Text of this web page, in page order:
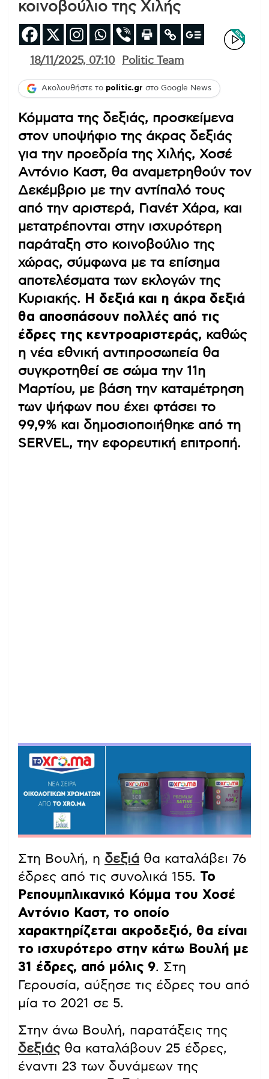
κοινοβούλιο της Χιλής
18/11/2025, 07:10 Politic Team
Ακολουθήστε το politic.gr στο Google News
Κόμματα της δεξιάς, προσκείμενα
στον υποψήφιο της άκρας δεξιάς
για την προεδρία της Χιλής, Χοσέ
Αντόνιο Καστ, θα αναμετρηθούν τον
Δεκέμβριο με την αντίπαλό τους
από την αριστερά, Γιανέτ Χάρα, και
μετατρέπονται στην ισχυρότερη
παράταξη στο κοινοβούλιο της
χώρας, σύμφωνα με τα επίσημα
αποτελέσματα των εκλογών της
Κυριακής. Η δεξιά και η άκρα δεξιά
θα αποσπάσουν πολλές από τις
έδρες της κεντροαριστεράς, καθώς
η νέα εθνική αντιπροσωπεία θα
συγκροτηθεί σε σώμα την 11η
Μαρτίου, με βάση την καταμέτρηση
των ψήφων που έχει φτάσει το
99,9% και δημοσιοποιήθηκε από τη
SERVEL, την εφορευτική επιτροπή.
Στη Βουλή, η δεξιά θα καταλάβει 76
έδρες από τις συνολικά 155. Το
Ρεπουμπλικανικό Κόμμα του Χοσέ
Αντόνιο Καστ, το οποίο
χαρακτηρίζεται ακροδεξιό, θα είναι
το ισχυρότερο στην κάτω Βουλή με
31 έδρες, από μόλις 9. Στη
Γερουσία, αύξησε τις έδρες του από
μία το 2021 σε 5.
Στην άνω Βουλή, παρατάξεις της
δεξιάςθα καταλάβουν 25 έδρες,
έναντι 23 των δυνάμεων της